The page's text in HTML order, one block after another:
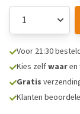
Voor 21:30
Kies zelfwaaren
Gratis
Klanten